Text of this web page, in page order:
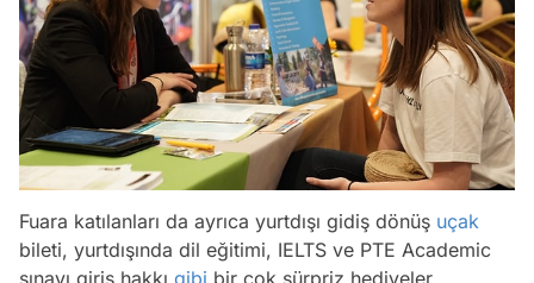
Fuara katılanları da ayrıca yurtdışı gidiş dönüş uçak
bileti, yurtdışında dil eğitimi, IELTS ve PTE Academic
sınavı giriş hakkı gibi bir çok sürpriz hediyeler